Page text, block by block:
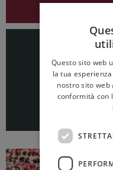
Questo sito web
la tua
nostro sito web
conformità con